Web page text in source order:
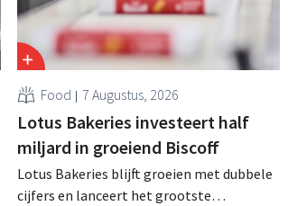
Food 7 Augustus, 2026
Lotus Bakeries investeert half
miljard in groeiend Biscoff
Lotus Bakeries blijft groeien met dubbele
cijfers en lanceert het grootste